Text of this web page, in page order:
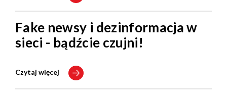
Fake newsy i dezinformacja w
sieci - bądźcie czujni!
Czytaj więcej